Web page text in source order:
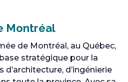
Montréal
de Montréal, au Québec,
stratégique pour la
d’ingénierie